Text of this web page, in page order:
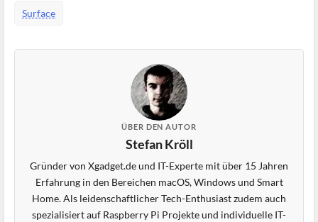
Surface
ÜBER DEN AUTOR
Stefan Kröll
Gründer von Xgadget.de und IT-Experte mit über 15 Jahren
Erfahrung in den Bereichen macOS, Windows und Smart
Home. Als leidenschaftlicher Tech-Enthusiast zudem auch
spezialisiert auf Raspberry Pi Projekte und individuelle IT-